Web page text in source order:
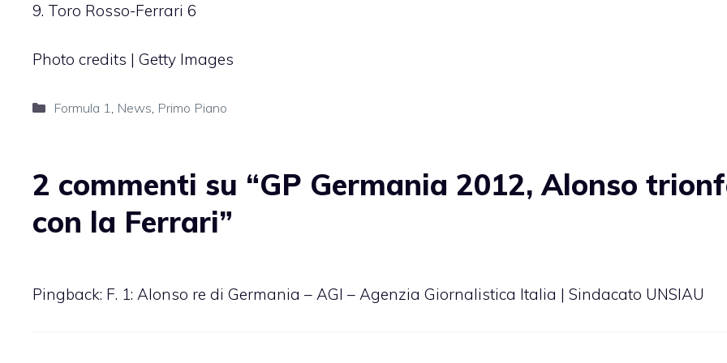
9. Toro Rosso-Ferrari 6
Photo credits | Getty Images
Categorie
Formula 1, News, Primo Piano
2 commenti su “GP Germania 2012, Alonso
con la Ferrari”
Pingback: F. 1: Alonso re di Germania – AGI – Agenzia Giornalistica Italia | Sindacato UNSIAU